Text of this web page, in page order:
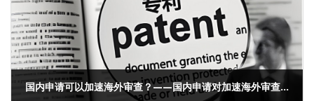
国内申请可以加速海外审查？——国内申请对加速海外审查大有用处